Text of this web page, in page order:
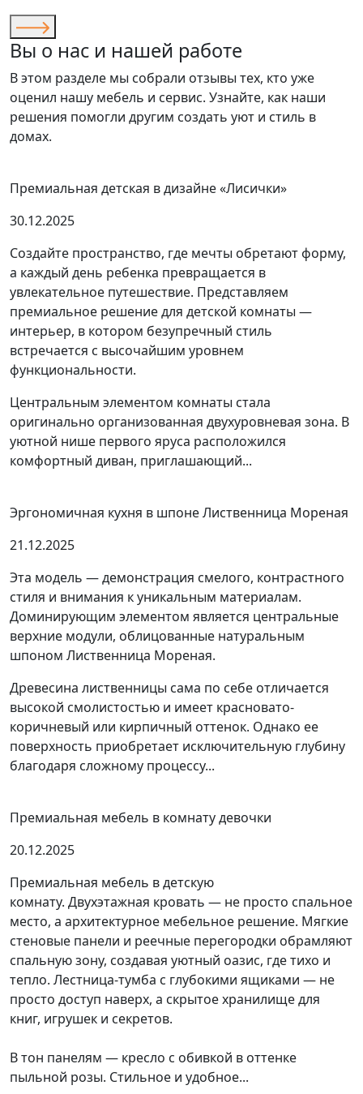
Вы о нас и нашей работе
В этом разделе мы собрали отзывы тех, кто уже
оценил нашу мебель и сервис. Узнайте, как наши
решения помогли другим создать уют и стиль в
домах.
Премиальная детская в дизайне «Лисички»
30.12.2025
Создайте пространство, где мечты обретают форму,
а каждый день ребенка превращается в
увлекательное путешествие. Представляем
премиальное решение для детской комнаты —
интерьер, в котором безупречный стиль
встречается с высочайшим уровнем
функциональности.
Центральным элементом комнаты стала
оригинально организованная двухуровневая зона. В
уютной нише первого яруса расположился
комфортный диван, приглашающий...
Эргономичная кухня в шпоне Лиственница Мореная
21.12.2025
Эта модель — демонстрация смелого, контрастного
стиля и внимания к уникальным материалам.
Доминирующим элементом является центральные
верхние модули, облицованные натуральным
шпоном Лиственница Мореная.
Древесина лиственницы сама по себе отличается
высокой смолистостью и имеет красновато-
коричневый или кирпичный оттенок. Однако ее
поверхность приобретает исключительную глубину
благодаря сложному процессу...
Премиальная мебель в комнату девочки
20.12.2025
Премиальная мебель в детскую
комнату. Двухэтажная кровать — не просто спальное
место, а архитектурное мебельное решение. Мягкие
стеновые панели и реечные перегородки обрамляют
спальную зону, создавая уютный оазис, где тихо и
тепло. Лестница-тумба с глубокими ящиками — не
просто доступ наверх, а скрытое хранилище для
книг, игрушек и секретов.
В тон панелям — кресло с обивкой в оттенке
пыльной розы. Стильное и удобное...